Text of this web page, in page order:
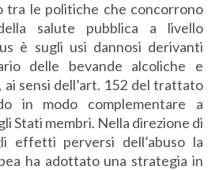
tra le politiche che concorrono
salute pubblica a livello
è sugli usi dannosi derivanti
delle bevande alcoliche e
ai sensi dell’art. 152 del trattato
in modo complementare a
Stati membri. Nella direzione di
effetti perversi dell’abuso la
ha adottato una strategia in